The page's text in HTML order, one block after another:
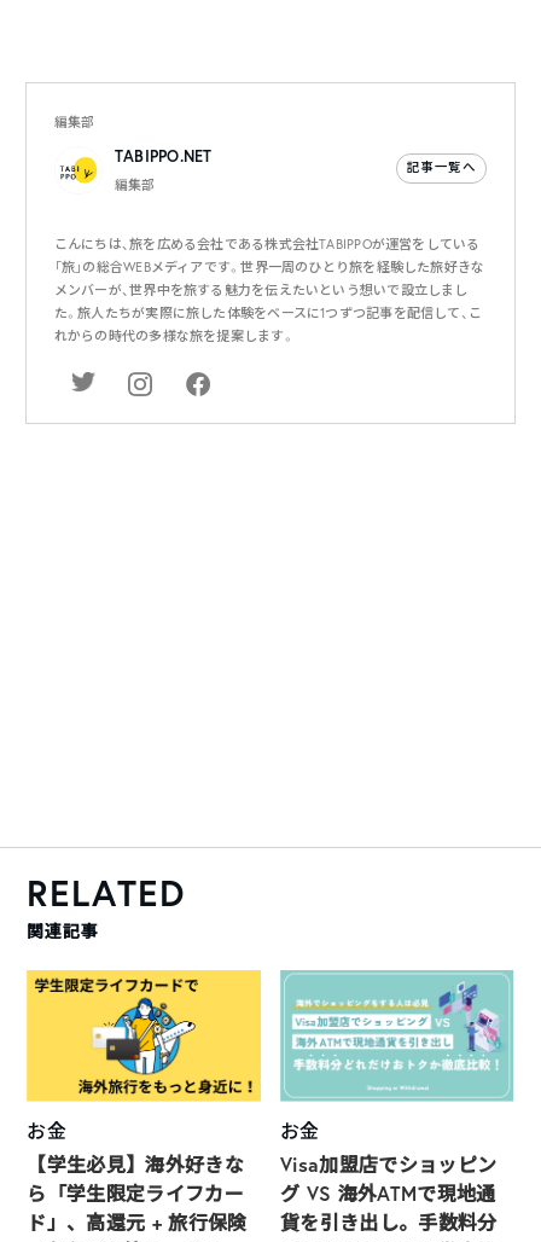
編集部
TABIPPO.NET
編集部
記事一覧へ
こんにちは、旅を広める会社である株式会社TABIPPOが運営をしている
「旅」の総合WEBメディアです。世界一周のひとり旅を経験した旅好きな
メンバーが、世界中を旅する魅力を伝えたいという想いで設立しまし
た。旅人たちが実際に旅した体験をベースに1つずつ記事を配信して、こ
れからの時代の多様な旅を提案します。
RELATED
関連記事
お金
【学生必見】海外好きな
ら「学生限定ライフカー
ド」、高還元 + 旅行保険
お金
Visa加盟店でショッピン
グ VS 海外ATMで現地通
貨を引き出し。手数料分